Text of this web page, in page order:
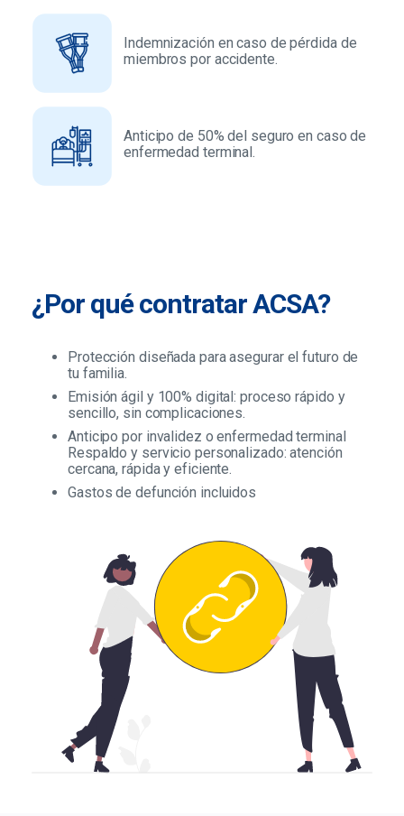
Indemnización en caso de pérdida de
miembros por accidente.
Anticipo de 50% del seguro en caso de
enfermedad terminal.
¿Por qué contratar ACSA?
Protección diseñada para asegurar el futuro de
tu familia.
Emisión ágil y 100% digital: proceso rápido y
sencillo, sin complicaciones.
Anticipo por invalidez o enfermedad terminal
Respaldo y servicio personalizado: atención
cercana, rápida y eficiente.
Gastos de defunción incluidos